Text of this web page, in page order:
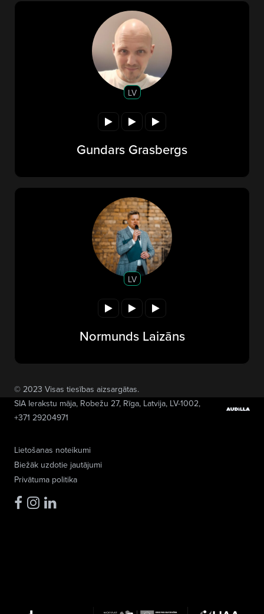
LV
Gundars Grasbergs
LV
Normunds Laizāns
Lietošanas noteikumi
Biežāk uzdotie jautājumi
Privātuma politika
© 2023 Visas tiesības aizsargātas.
SIA Ierakstu māja, Robežu 27, Rīga, Latvija, LV-1002,
+371 29204971